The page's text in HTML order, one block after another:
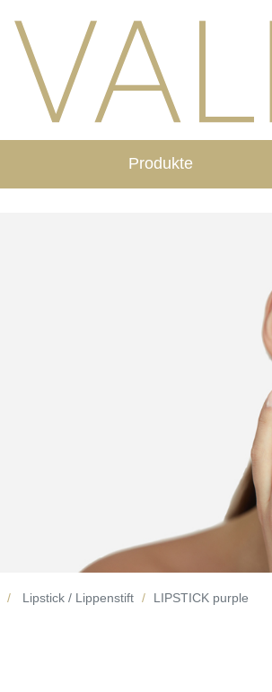
Produkte
Lipstick / Lippenstift LIPSTICK purple